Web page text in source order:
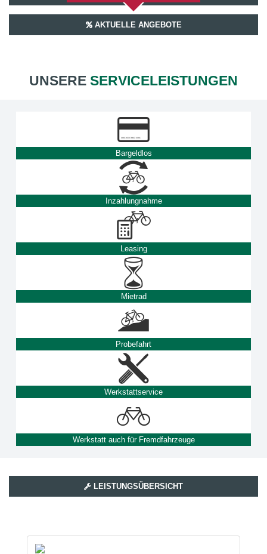
AKTUELLE ANGEBOTE
UNSERE SERVICELEISTUNGEN
Bargeldlos
Inzahlungnahme
Leasing
Mietrad
Probefahrt
Werkstattservice
Werkstatt auch für Fremdfahrzeuge
LEISTUNGSÜBERSICHT